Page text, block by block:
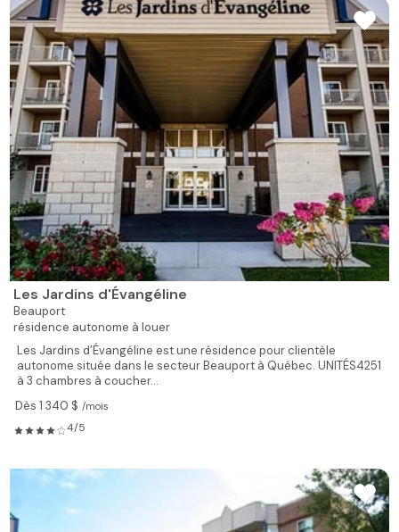
Les Jardins d'Évangéline
Beauport
résidence autonome à louer
Les Jardins d’Évangéline est une résidence pour clientèle
autonome située dans le secteur Beauport à Québec. UNITÉS4251
à 3 chambres à coucher...
Dès 1 340 $ /mois
4/5